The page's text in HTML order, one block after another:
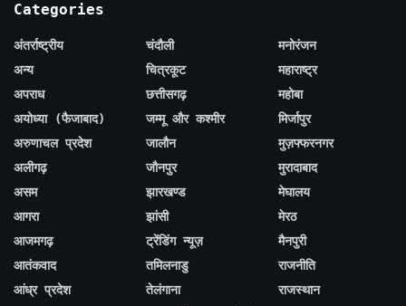
Categories
अंतर्राष्ट्रीय
अन्य
अपराध
अयोध्या (फैजाबाद)
अरुणाचल प्रदेश
अलीगढ़
असम
आगरा
आजमगढ़
आतंकवाद
आंध्र प्रदेश
चंदौली
चित्रकूट
छत्तीसगढ़
जम्मू और कश्मीर
जालौन
जौनपुर
झारखण्ड
झांसी
ट्रेंडिंग न्यूज़
तमिलनाडु
तेलंगाना
मनोरंजन
महाराष्ट्र
महोबा
मिर्जापुर
मुज़फ्फरनगर
मुरादाबाद
मेघालय
मेरठ
मैनपुरी
राजनीति
राजस्थान